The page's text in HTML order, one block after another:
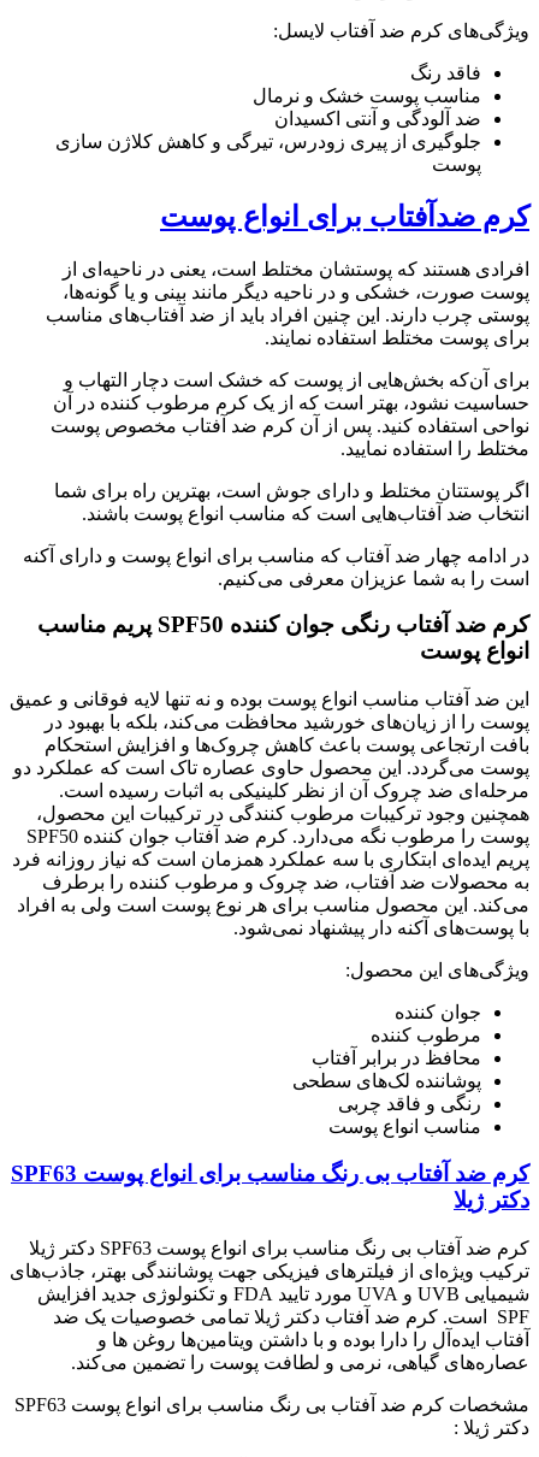
ویژگی‌های کرم ضد آفتاب لایسل:
فاقد رنگ
مناسب پوست خشک و نرمال
ضد آلودگی و آنتی اکسیدان
جلوگیری از پیری زودرس، تیرگی و کاهش کلاژن سازی
پوست
کرم ضدآفتاب برای انواع پوست
افرادی هستند که پوستشان مختلط است، یعنی در ناحیه‌ای از
پوست صورت، خشکی و در ناحیه دیگر مانند بینی و یا گونه‌ها،
پوستی چرب دارند. این چنین افراد باید از ضد آفتاب‌های مناسب
برای پوست مختلط استفاده نمایند.
برای آن‌که بخش‌هایی از پوست که خشک است دچار التهاب و
حساسیت نشود، بهتر است که از یک کرم مرطوب کننده در آن
نواحی استفاده کنید. پس از آن کرم ضد آفتاب مخصوص پوست
مختلط را استفاده نمایید.
اگر پوستتان مختلط و دارای جوش است، بهترین راه برای شما
انتخاب ضد آفتاب‌هایی است که مناسب انواع پوست باشند.
در ادامه چهار ضد آفتاب که مناسب برای انواع پوست و دارای آکنه
است را به شما عزیزان معرفی می‌کنیم.
کرم ضد آفتاب رنگی جوان کننده SPF50 پریم مناسب
انواع پوست
این ضد آفتاب مناسب انواع پوست بوده و نه تنها لایه فوقانی و عمیق
پوست را از زیان‌های خورشید محافظت می‌کند، بلکه با بهبود در
بافت ارتجاعی پوست باعث کاهش چروک‌ها و افزایش استحکام
پوست می‌گردد. این محصول حاوی عصاره تاک است که عملکرد دو
مرحله‌ای ضد چروک آن از نظر کلینیکی به اثبات رسیده است.
همچنین وجود ترکیبات مرطوب کنندگی در ترکیبات این محصول،
پوست را مرطوب نگه می‌دارد. کرم ضد آفتاب جوان کننده SPF50
پریم ایده‌ای ابتکاری با سه عملکرد همزمان است که نیاز روزانه فرد
به محصولات ضد آفتاب، ضد چروک و مرطوب کننده را برطرف
می‌کند. این محصول مناسب برای هر نوع پوست است ولی به افراد
با پوست‌های آکنه دار پیشنهاد نمی‌شود.
ویژگی‌های این محصول:
جوان کننده
مرطوب کننده
محافظ در برابر آفتاب
پوشاننده لک‌های سطحی
رنگی و فاقد چربی
مناسب انواع پوست
کرم ضد آفتاب بی رنگ مناسب برای انواع پوست SPF63
دکتر ژیلا
کرم ضد آفتاب بی رنگ مناسب برای انواع پوست SPF63 دکتر ژیلا
ترکیب ویژه‌ای از فیلترهای فیزیکی جهت پوشانندگی بهتر، جاذب‌های
شیمیایی UVB و UVA مورد تایید FDA و تکنولوژی جدید افزایش
SPF است. کرم ضد آفتاب دکتر ژیلا تمامی خصوصیات یک ضد
آفتاب ایده‌آل را دارا بوده و با داشتن ویتامین‌ها روغن ها و
عصاره‌های گیاهی، نرمی و لطافت پوست را تضمین می‌کند.
مشخصات کرم ضد آفتاب بی رنگ مناسب برای انواع پوست SPF63
دکتر ژیلا :